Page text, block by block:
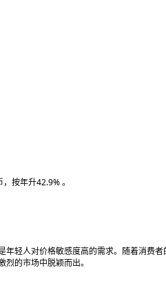
按年升42.9% 。
轻人对价格敏感度高的需求。随着消费
的市场中脱颖而出。